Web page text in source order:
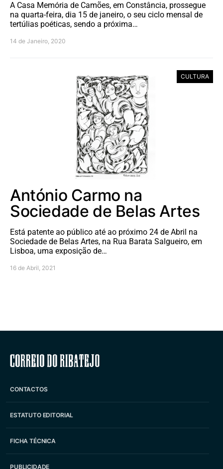
A Casa Memória de Camões, em Constância, prossegue
na quarta-feira, dia 15 de janeiro, o seu ciclo mensal de
tertúlias poéticas, sendo a próxima…
14 de Janeiro, 2020
CULTURA
António Carmo na
Sociedade de Belas Artes
Está patente ao público até ao próximo 24 de Abril na
Sociedade de Belas Artes, na Rua Barata Salgueiro, em
Lisboa, uma exposição de…
16 de Abril, 2021
Correio do Ribatejo
CONTACTOS
ESTATUTO EDITORIAL
FICHA TÉCNICA
PUBLICIDADE